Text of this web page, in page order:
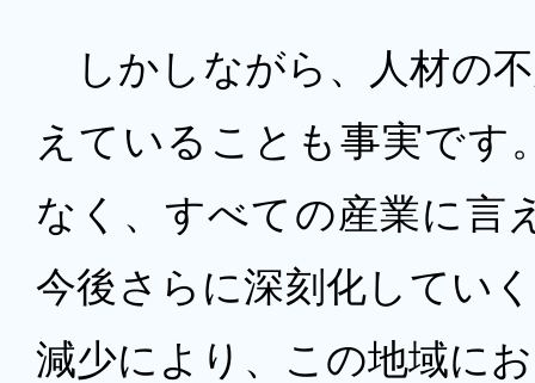
しかしながら、人材の
えていることも事実です
なく、すべての産業に言
今後さらに深刻化してい
減少により、この地域に